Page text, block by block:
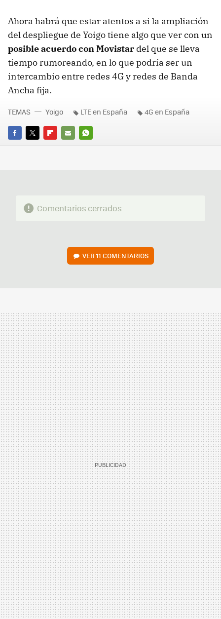
Ahora habrá que estar atentos a si la ampliación
del despliegue de Yoigo tiene algo que ver con un
posible acuerdo con Movistar del que se lleva
tiempo rumoreando, en lo que podría ser un
intercambio entre redes 4G y redes de Banda
Ancha fija.
FACEBOOK
TWITTERFLIPBOARD
E-
WHATSAPP
TEMAS Yoigo LTE en España 4G en España
Comentarios cerrados
VER 11 COMENTARIOS